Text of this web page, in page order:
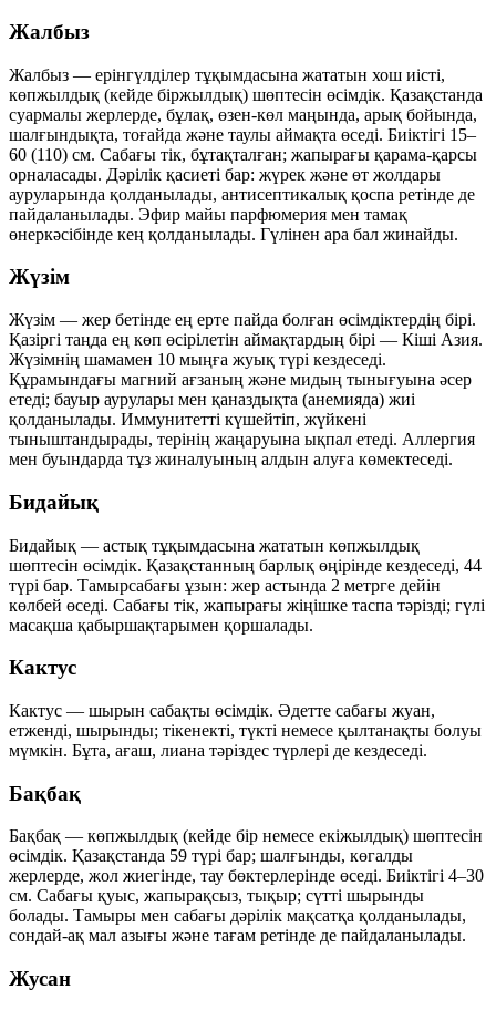
Жалбыз
Жалбыз — ерінгүлділер тұқымдасына жататын хош иісті,
көпжылдық (кейде біржылдық) шөптесін өсімдік. Қазақстанда
суармалы жерлерде, бұлақ, өзен-көл маңында, арық бойында,
шалғындықта, тоғайда және таулы аймақта өседі. Биіктігі 15–
60 (110) см. Сабағы тік, бұтақталған; жапырағы қарама-қарсы
орналасады. Дәрілік қасиеті бар: жүрек және өт жолдары
ауруларында қолданылады, антисептикалық қоспа ретінде де
пайдаланылады. Эфир майы парфюмерия мен тамақ
өнеркәсібінде кең қолданылады. Гүлінен ара бал жинайды.
Жүзім
Жүзім — жер бетінде ең ерте пайда болған өсімдіктердің бірі.
Қазіргі таңда ең көп өсірілетін аймақтардың бірі — Кіші Азия.
Жүзімнің шамамен 10 мыңға жуық түрі кездеседі.
Құрамындағы магний ағзаның және мидың тынығуына әсер
етеді; бауыр аурулары мен қаназдықта (анемияда) жиі
қолданылады. Иммунитетті күшейтіп, жүйкені
тыныштандырады, терінің жаңаруына ықпал етеді. Аллергия
мен буындарда тұз жиналуының алдын алуға көмектеседі.
Бидайық
Бидайық — астық тұқымдасына жататын көпжылдық
шөптесін өсімдік. Қазақстанның барлық өңірінде кездеседі, 44
түрі бар. Тамырсабағы ұзын: жер астында 2 метрге дейін
көлбей өседі. Сабағы тік, жапырағы жіңішке таспа тәрізді; гүлі
масақша қабыршақтарымен қоршалады.
Кактус
Кактус — шырын сабақты өсімдік. Әдетте сабағы жуан,
етженді, шырынды; тікенекті, түкті немесе қылтанақты болуы
мүмкін. Бұта, ағаш, лиана тәріздес түрлері де кездеседі.
Бақбақ
Бақбақ — көпжылдық (кейде бір немесе екіжылдық) шөптесін
өсімдік. Қазақстанда 59 түрі бар; шалғынды, көгалды
жерлерде, жол жиегінде, тау бөктерлерінде өседі. Биіктігі 4–30
см. Сабағы қуыс, жапырақсыз, тықыр; сүтті шырынды
болады. Тамыры мен сабағы дәрілік мақсатқа қолданылады,
сондай-ақ мал азығы және тағам ретінде де пайдаланылады.
Жусан